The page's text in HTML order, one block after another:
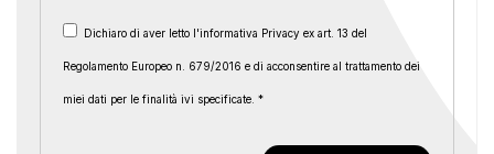
Dichiaro di aver letto l'informativa Privacy ex art. 13 del
Regolamento Europeo n. 679/2016 e di acconsentire al trattamento dei
miei dati per le finalità ivi specificate. *